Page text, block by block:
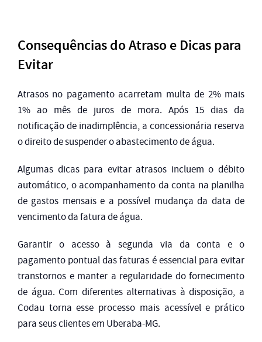
Consequências do Atraso e Dicas para
Evitar
Atrasos no pagamento acarretam multa de 2% mais
1% ao mês de juros de mora. Após 15 dias da
notificação de inadimplência, a concessionária reserva
o direito de suspender o abastecimento de água.
Algumas dicas para evitar atrasos incluem o débito
automático, o acompanhamento da conta na planilha
de gastos mensais e a possível mudança da data de
vencimento da fatura de água.
Garantir o acesso à segunda via da conta e o
pagamento pontual das faturas é essencial para evitar
transtornos e manter a regularidade do fornecimento
de água. Com diferentes alternativas à disposição, a
Codau torna esse processo mais acessível e prático
para seus clientes em Uberaba-MG.